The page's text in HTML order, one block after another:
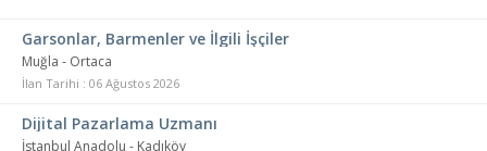
Garsonlar, Barmenler ve İlgili İşçiler
Muğla - Ortaca
İlan Tarihi : 06 Ağustos 2026
Dijital Pazarlama Uzmanı
İstanbul Anadolu - Kadıköy